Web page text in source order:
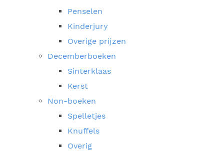
Penselen
Kinderjury
Overige prijzen
Decemberboeken
Sinterklaas
Kerst
Non-boeken
Spelletjes
Knuffels
Overig